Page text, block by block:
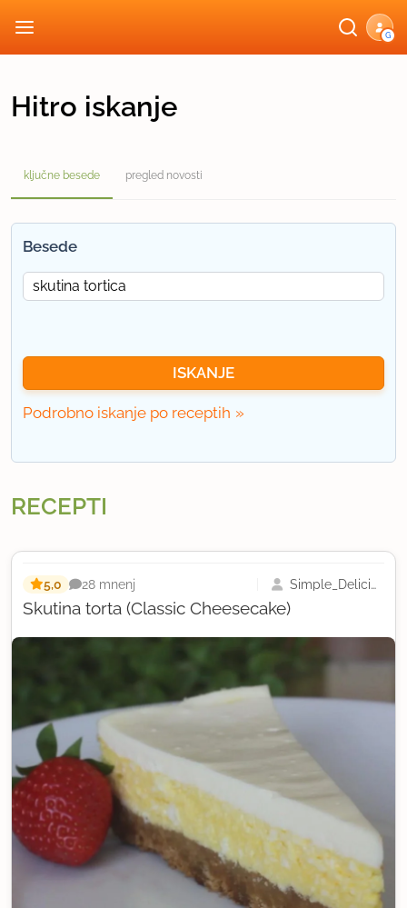
G
Hitro iskanje
ključne besede pregled novosti
Besede
Podrobno iskanje po receptih
RECEPTI
Skutina torta (Classic Cheesecake)
5,0 28 mnenj Simple_Delicious